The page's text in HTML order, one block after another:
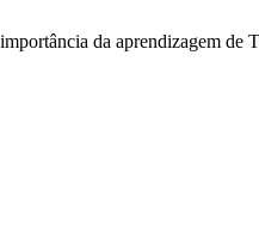
da aprendizagem